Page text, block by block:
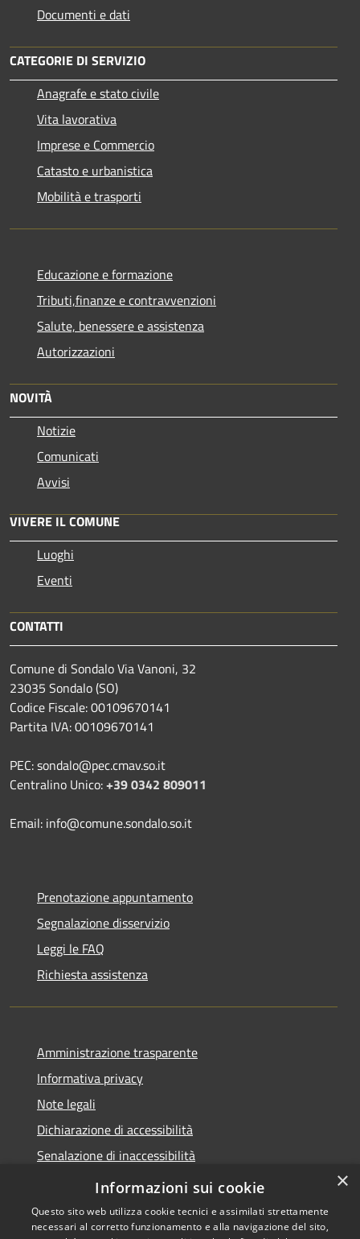
Documenti e dati
CATEGORIE DI SERVIZIO
Anagrafe e stato civile
Vita lavorativa
Imprese e Commercio
Catasto e urbanistica
Mobilità e trasporti
Educazione e formazione
Tributi,finanze e contravvenzioni
Salute, benessere e assistenza
Autorizzazioni
NOVITÀ
Notizie
Comunicati
Avvisi
VIVERE IL COMUNE
Luoghi
Eventi
CONTATTI
Comune di Sondalo Via Vanoni, 32
23035 Sondalo (SO)
Codice Fiscale: 00109670141
Partita IVA: 00109670141
PEC: sondalo@pec.cmav.so.it
Centralino Unico:+39 0342 809011
Email: info@comune.sondalo.so.it
Prenotazione appuntamento
Segnalazione disservizio
Leggi le FAQ
Richiesta assistenza
Amministrazione trasparente
Informativa privacy
Note legali
Dichiarazione di accessibilità
Senalazione di inaccessibilità
Whistleblowing segnalazione illeciti
×
Informazioni sui cookie
Questo sito web utilizza cookie tecnici e assimilati strettamente
necessari al corretto funzionamento e alla navigazione del sito,